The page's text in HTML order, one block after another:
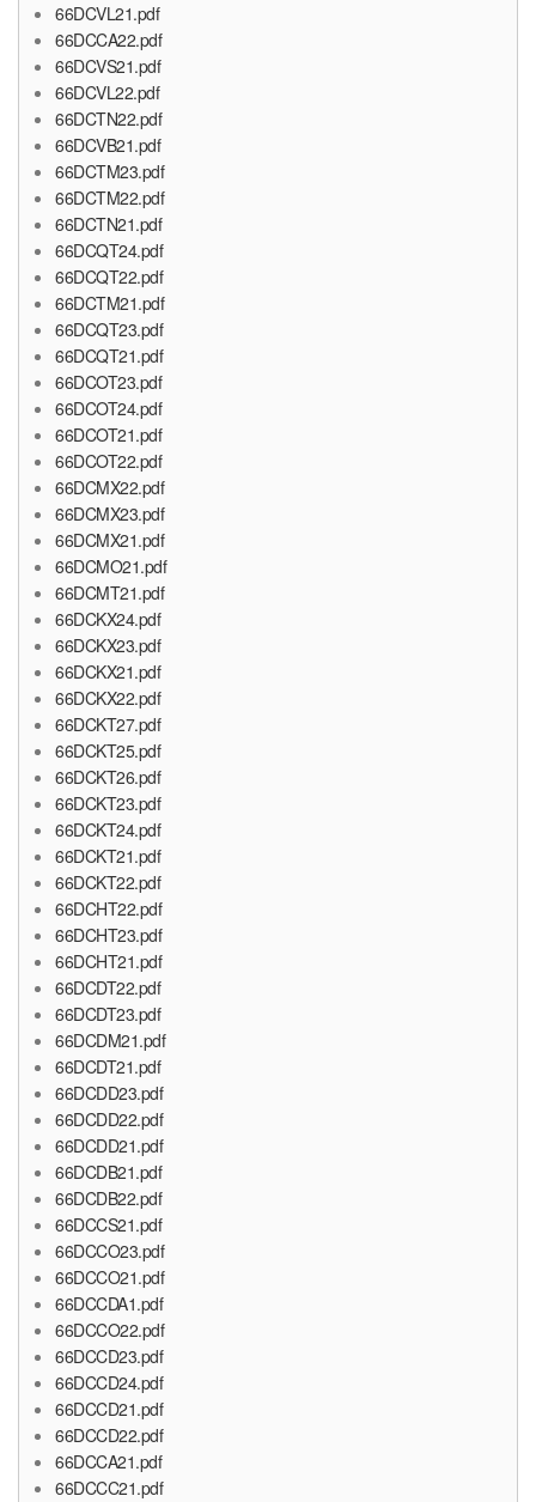
66DCVL21.pdf
66DCCA22.pdf
66DCVS21.pdf
66DCVL22.pdf
66DCTN22.pdf
66DCVB21.pdf
66DCTM23.pdf
66DCTM22.pdf
66DCTN21.pdf
66DCQT24.pdf
66DCQT22.pdf
66DCTM21.pdf
66DCQT23.pdf
66DCQT21.pdf
66DCOT23.pdf
66DCOT24.pdf
66DCOT21.pdf
66DCOT22.pdf
66DCMX22.pdf
66DCMX23.pdf
66DCMX21.pdf
66DCMO21.pdf
66DCMT21.pdf
66DCKX24.pdf
66DCKX23.pdf
66DCKX21.pdf
66DCKX22.pdf
66DCKT27.pdf
66DCKT25.pdf
66DCKT26.pdf
66DCKT23.pdf
66DCKT24.pdf
66DCKT21.pdf
66DCKT22.pdf
66DCHT22.pdf
66DCHT23.pdf
66DCHT21.pdf
66DCDT22.pdf
66DCDT23.pdf
66DCDM21.pdf
66DCDT21.pdf
66DCDD23.pdf
66DCDD22.pdf
66DCDD21.pdf
66DCDB21.pdf
66DCDB22.pdf
66DCCS21.pdf
66DCCO23.pdf
66DCCO21.pdf
66DCCDA1.pdf
66DCCO22.pdf
66DCCD23.pdf
66DCCD24.pdf
66DCCD21.pdf
66DCCD22.pdf
66DCCA21.pdf
66DCCC21.pdf